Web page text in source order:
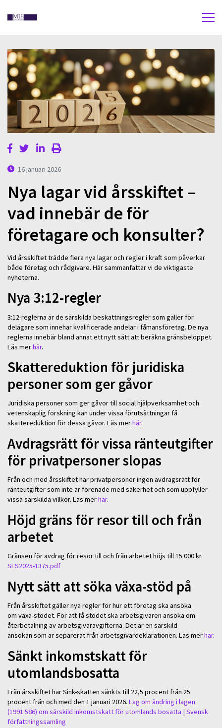
16 januari 2026
Nya lagar vid årsskiftet –
vad innebär de för
företagare och konsulter?
Vid årsskiftet trädde flera nya lagar och regler i kraft som påverkar
både företag och rådgivare. Här sammanfattar vi de viktigaste
nyheterna.
Nya 3:12-regler
3:12-reglerna är de särskilda beskattningsregler som gäller för
delägare som innehar kvalificerade andelar i fåmansföretag. De nya
reglerna innebär bland annat ett nytt sätt att beräkna gränsbeloppet.
Läs merhär.
Skattereduktion för juridiska
personer som ger gåvor
Juridiska personer som ger gåvor till social hjälpverksamhet och
vetenskaplig forskning kan under vissa förutsättningar få
skattereduktion för dessa gåvor. Läs merhär.
Avdragsrätt för vissa ränteutgifter
för privatpersoner slopas
Från och med årsskiftet har privatpersoner ingen avdragsrätt för
ränteutgifter som inte är förenade med säkerhet och som uppfyller
vissa särskilda villkor. Läs merhär.
Höjd gräns för resor till och från
arbetet
Gränsen för avdrag för resor till och från arbetet höjs till 15 000 kr.
SFS2025-1375.pdf
Nytt sätt att söka växa-stöd på
Från årsskiftet gäller nya regler för hur ett företag ska ansöka
om växa-stödet. För att få stödet ska arbetsgivaren ansöka om
återbetalning av arbetsgivaravgifterna. Det är en särskild
ansökan som är separerat från arbetsgivardeklarationen. Läs merhär.
Sänkt inkomstskatt för
utomlandsbosatta
Från årsskiftet har Sink-skatten sänkts till 22,5 procent från 25
procent från och med den 1 januari 2026. Lag om ändring i lagen
(1991:586) om särskild inkomstskatt för utomlands bosatta | Svensk
författningssamling